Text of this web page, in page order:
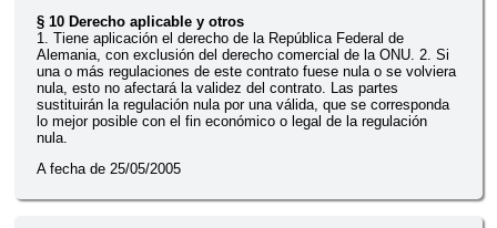
§ 10 Derecho aplicable y otros
1. Tiene aplicación el derecho de la República Federal de
Alemania, con exclusión del derecho comercial de la ONU. 2. Si
una o más regulaciones de este contrato fuese nula o se volviera
nula, esto no afectará la validez del contrato. Las partes
sustituirán la regulación nula por una válida, que se corresponda
lo mejor posible con el fin económico o legal de la regulación
nula.
A fecha de 25/05/2005